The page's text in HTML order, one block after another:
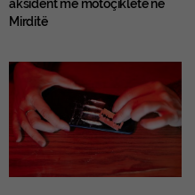
aksident me motoçikletë në
Mirditë